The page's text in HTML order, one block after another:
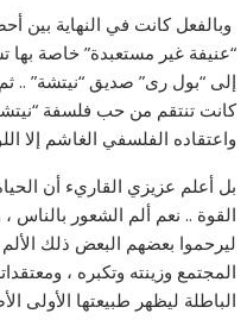
وبالفعل كانت في النهاية
“عنيفة غير مستعبدة” خاصة بها
إلى “بول رى” صديق “نيتشة” ..
كانت تنتقم من حب فلسفة
واعتقاده الفلسفي الغاشم إلا
بل أعلم عزيزي القاريء أن
القوة .. نعم ألم الشعور بالناس
ليرحموا بعضهم البعض ذلك
المجتمع وزينته وتكبره ،
الباطلة ليظهر طبيعتها الأولى